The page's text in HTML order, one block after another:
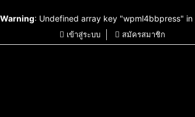
Warning: Undefined array key "wpml4bbpress" in
เข้าสู่ระบบ สมัครสมาชิก